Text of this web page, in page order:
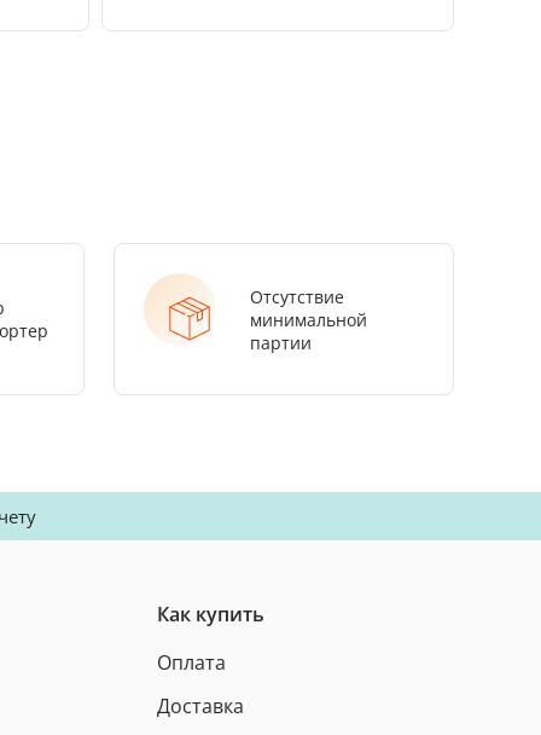
Отсутствие
минимальной
партии
Как купить
Оплата
Доставка